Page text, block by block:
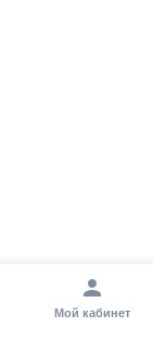
Мой кабинет